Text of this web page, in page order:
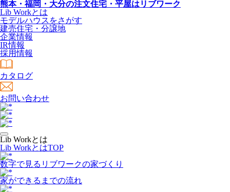
熊本・福岡・大分の注文住宅・平屋はリブワーク
Lib Workとは
モデルハウスをさがす
建売住宅・分譲地
企業情報
IR情報
採用情報
カタログ
お問い合わせ
Lib Workとは
Lib WorkとはTOP
数字で⾒るリブワークの家づくり
家ができるまでの流れ